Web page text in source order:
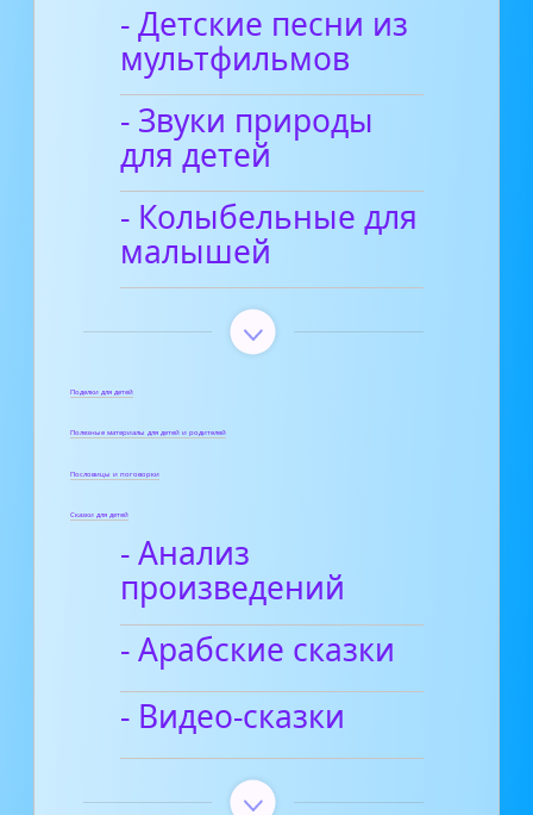
- Детские песни из
мультфильмов
- Звуки природы
для детей
- Колыбельные для
малышей
Поделки для детей
Полезные материалы для детей и родителей
Пословицы и поговорки
Сказки для детей
- Анализ
произведений
- Арабские сказки
- Видео-сказки